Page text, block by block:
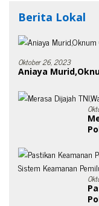
Berita Lokal
Oktober 26, 2023
Aniaya